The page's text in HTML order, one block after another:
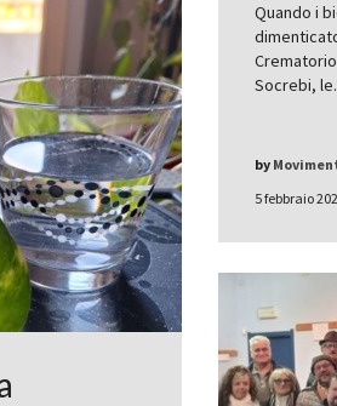
Quando i
Socrebi,
5 febbraio
by